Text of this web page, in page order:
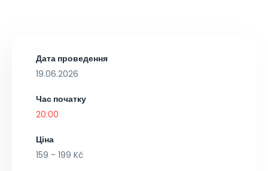
Дата проведення
19.06.2026
Час початку
20:00
Ціна
159 - 199 Kč